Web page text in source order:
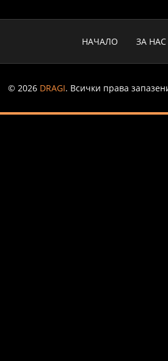
НАЧАЛО ЗА НАС
© 2026 DRAGI. Всички права